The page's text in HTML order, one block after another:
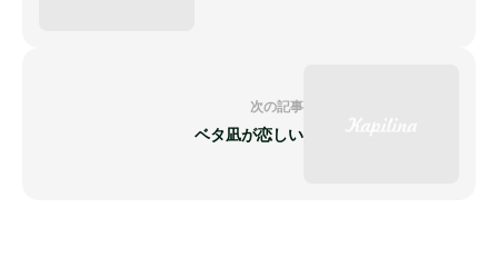
次の記事
ベタ凪が恋しい